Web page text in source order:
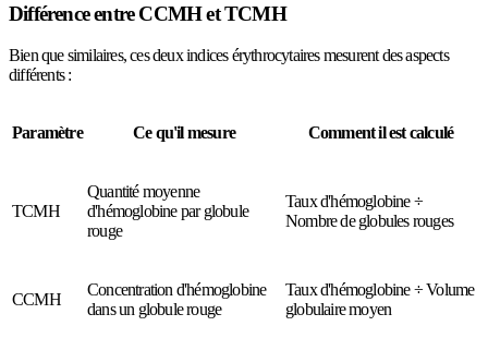
Différence entre CCMH et TCMH
Bien que similaires, ces deux indices érythrocytaires mesurent des aspects
différents :
Paramètre Ce qu'il mesure Comment il est calculé
TCMH
Quantité moyenne
d'hémoglobine par globule
rouge
Taux d'hémoglobine ÷
Nombre de globules rouges
CCMH
Concentration d'hémoglobine
dans un globule rouge
Taux d'hémoglobine ÷ Volume
globulaire moyen